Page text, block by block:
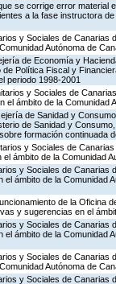
se corrige error material
a la fase instructora
y Sociales de Canarias
Autónoma de
de Economía y
Política Fiscal y
periodo 1998-2001
y Sociales de
ámbito de la Comunidad
de Sanidad y
de Sanidad y
formación continuada
y Sociales de
ámbito de la Comunidad
y Sociales de Canarias
ámbito de la Comunidad
de la Oficina
y sugerencias en el
y Sociales de Canarias
ámbito de la Comunidad
y Sociales de Canarias
Autónoma de
y Sociales de Canarias